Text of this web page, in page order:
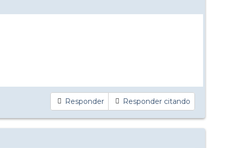
Responder Responder citando